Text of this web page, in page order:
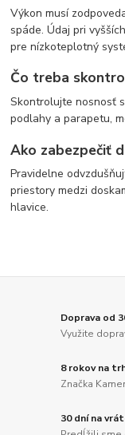
Výkon musí
spáde. Údaj pri
pre nízkoteplotný
Čo treba
Skontrolujte nosnosť
podlahy a parapetu,
Ako zabezpečiť
Pravidelne
priestory medzi
hlavice.
Doprava od
Využite
8 rokov na
Značka
30 dní na